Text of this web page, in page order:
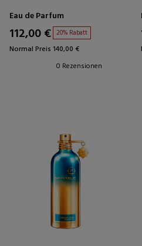
Eau de Parfum
112,00 € 20% Rabatt
Normal Preis 140,00 €
0 Rezensionen